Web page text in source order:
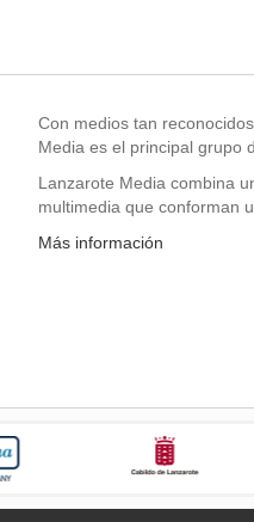
Con medios tan
Media es el principal grupo
Lanzarote Media combina
multimedia que conforman
Más información